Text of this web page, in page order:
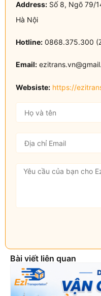
Address: Số 8, Ngõ 79/
Hà Nội
Hotline: 0868.375.300
Email:
Websiste: https://
Bài viết liên quan